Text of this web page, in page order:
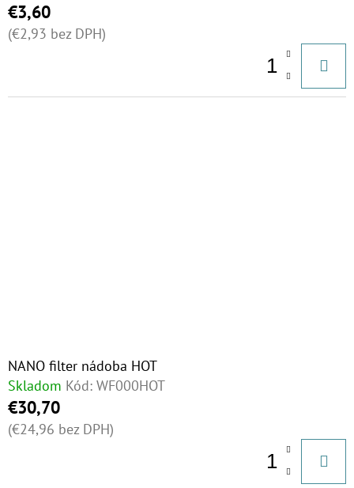
€3,60
(€2,93 bez DPH)
NANO filter nádoba HOT
Skladom Kód: WF000HOT
€30,70
(€24,96 bez DPH)